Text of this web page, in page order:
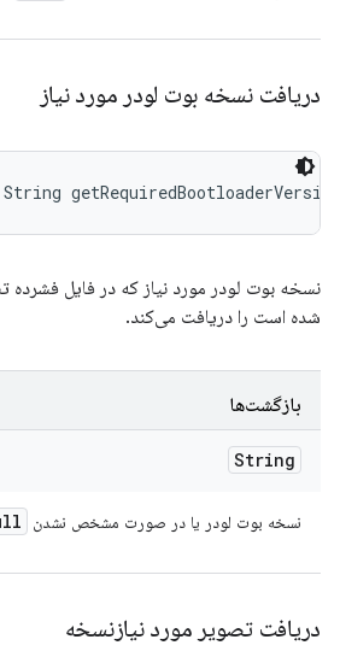
دریافت نسخه بوت لودر مورد نیاز
نسخه بوت لودر مورد نیاز که در فایل
شده است را دریافت می‌کند.
بازگشت‌ها
String
نسخه بوت لودر یا در صورت مشخص نشدن
دریافت تصویر مورد نیازنسخه